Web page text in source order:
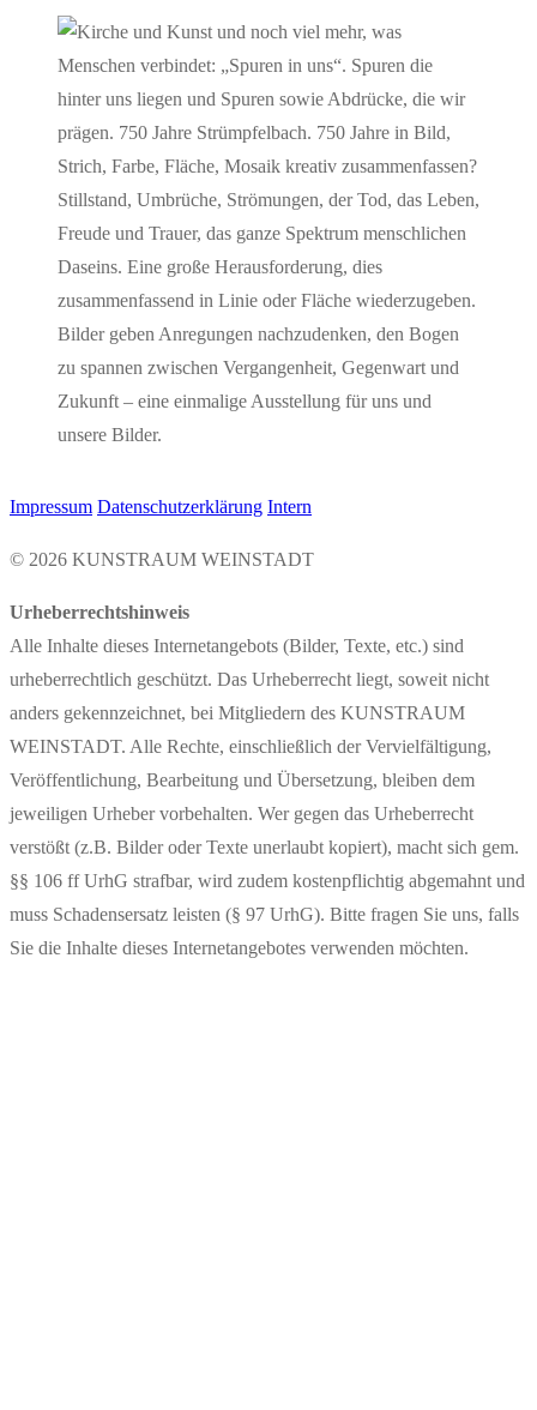
Impressum Datenschutzerklärung Intern
© 2026 KUNSTRAUM WEINSTADT
Urheberrechtshinweis
Alle Inhalte dieses Internetangebots (Bilder, Texte, etc.) sind
urheberrechtlich geschützt. Das Urheberrecht liegt, soweit nicht
anders gekennzeichnet, bei Mitgliedern des KUNSTRAUM
WEINSTADT. Alle Rechte, einschließlich der Vervielfältigung,
Veröffentlichung, Bearbeitung und Übersetzung, bleiben dem
jeweiligen Urheber vorbehalten. Wer gegen das Urheberrecht
verstößt (z.B. Bilder oder Texte unerlaubt kopiert), macht sich gem.
§§ 106 ff UrhG strafbar, wird zudem kostenpflichtig abgemahnt und
muss Schadensersatz leisten (§ 97 UrhG). Bitte fragen Sie uns, falls
Sie die Inhalte dieses Internetangebotes verwenden möchten.